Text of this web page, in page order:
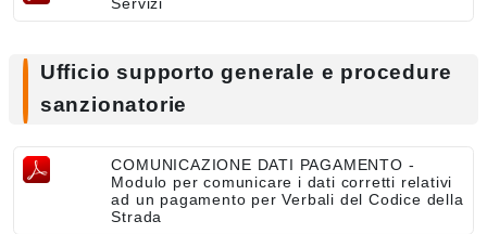
Ufficio supporto generale e procedure
sanzionatorie
COMUNICAZIONE DATI PAGAMENTO -
Modulo per comunicare i dati corretti relativi
ad un pagamento per Verbali del Codice della
Strada